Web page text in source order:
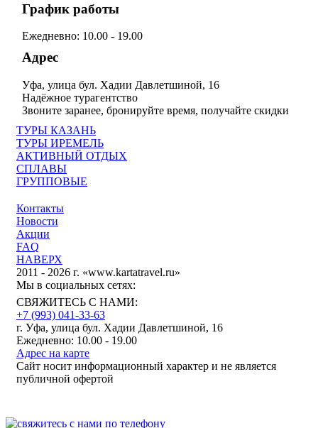
График работы
Ежедневно: 10.00 - 19.00
Адрес
Уфа, улица бул. Хадии Давлетшиной, 16
Надёжное турагентство
Звоните заранее, бронируйте время, получайте скидки
Контакты
Новости
Акции
FAQ
НАВЕРХ
2011 - 2026 г. «www.kartatravel.ru»
ТУРЫ КАЗАНЬ
ТУРЫ ИРЕМЕЛЬ
АКТИВНЫЙ ОТДЫХ
СПЛАВЫ
ГРУППОВЫЕ
Мы в социальных сетях:
СВЯЖИТЕСЬ С НАМИ:
+7 (993) 041-33-63
г. Уфа, улица бул. Хадии Давлетшиной, 16
Ежедневно: 10.00 - 19.00
Адрес на карте
Сайт носит информационный характер и не является
публичной офертой